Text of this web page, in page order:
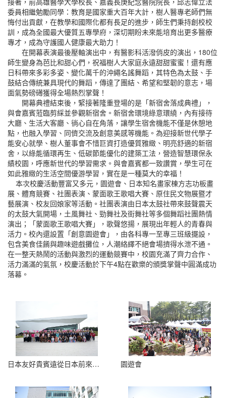
委員相繼勉勵同學：教育是國家重大百年大計，樹人醫專老師們無
悔付出貢獻，在教學和國際化都有長足的進步，師生們秉持創校校
訓，成為全國最大優質五專學府，深切期盼未來能培育出更多醫療
專才，成為守護國人健康最大助力！
在開幕表演最後壓軸演出中，有醫影科活潑俏皮的演出，180位
師生變身為芭比和甜心們，祝福樹人大家庭永遠甜甜蜜蜜！還有應
日科帶來多彩多姿、變化萬千的沖繩名謠舞蹈，其特色為太鼓、手
鼓結合傳統兼具現代的舞蹈，傳達了團結、希望和堅韌的意志，場
面氣勢磅礡獲得全場熱烈掌聲！
開幕典禮結束後，緊接著隆重登場的是「新宿舍落成典禮」，
與會嘉賓蒞臨剪綵並參觀新宿舍。新宿舍環境綠意環繞，內有接待
大廳、生活大客廳、徜心自在角落，讓學生宿舍機能不僅是休憩地
點，也融入學習、同儕交流及創意美感等機能。為迎接新世代學子
能安心就學、樹人董事會不惜巨資打造優質雅緻、明亮舒適的新宿
舍，以綠能循環再生、低碳節能優化的建築工法，營造智慧環保永
績校園，呼應新世代的學習需求。與會嘉賓都一致讚賞，學生可在
如此雅緻的生活空間優游學習，實在是一種莫大的幸福！
本次校慶活動豐富又多元，園遊會、日本知名畫家棟方志功板畫
展、體育競賽、社團表演、蒙面歌王歌唱大賽、原住民文物展暨才
藝展演、校友回娘家等活動。社團表演由日本太鼓社帶來鼓聲震天
的太鼓大氣開場，土風舞社、勁舞社及街舞社等多個舞蹈社團熱情
演出；「蒙面歌王歌唱大賽」，歌聲悠揚，展現出年輕人的青春與
活力。校內還設置「創意園遊會」，由各科專一至專三班級擺設，
包含美食佳餚與趣味遊戲攤位，人潮絡繹不絕會場擠得水泄不通。
在一整天熱鬧的活動與激烈的運動競賽中，校園充滿了齊力合作、
活力滿滿的氣氛，校慶活動於下午4點在歡樂的頒獎掌聲中圓滿成功
落幕。
日本友好貴賓遠從日本前來樹人醫專祝賀54週年校慶 園遊會